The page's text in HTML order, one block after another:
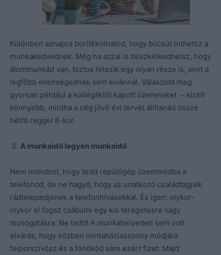
Különben aznapra borítékolhatod, hogy búcsút inthetsz a
munkakedvednek. Még ha azzal is büszkélkedhetsz, hogy
álommunkád van, biztos létezik egy olyan része is, amit a
legfőbb ellenségednek sem kívánnál. Válaszold meg
gyorsan például a kollégáktól kapott üzeneteket – kicsit
könnyebb, mintha a cég jövő évi tervét állítanád össze
hétfő reggel 8-kor.
A munkaidő legyen munkaidő
Nem mondom, hogy tedd repülőgép üzemmódba a
telefonod, de ne hagyd, hogy az unatkozó családtagjaik
rádtelepedjenek a telefonhívásokkal. És igen: olykor-
olykor el fogsz csábulni egy kis teregetésre vagy
mosogatásra. Ne tedd! A munkahelyeden sem volt
elvárás, hogy közben mintaháziasszony módjára
felporszívózz és a főnököd sem ezért fizet. Majd